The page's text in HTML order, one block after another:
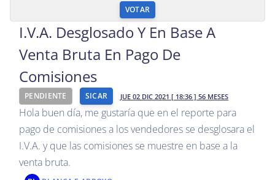
VOTAR
I.V.A. Desglosado Y En Base A
Venta Bruta En Pago De
Comisiones
PENDIENTE SICAR JUE 02 DIC 2021 [ 18:36 ] 56 MESES
Hola buen día, me gustaría que en el reporte para
pago de comisiones a los vendedores se desglosara el
I.V.A. y que las comisiones se muestre en base a la
venta bruta.